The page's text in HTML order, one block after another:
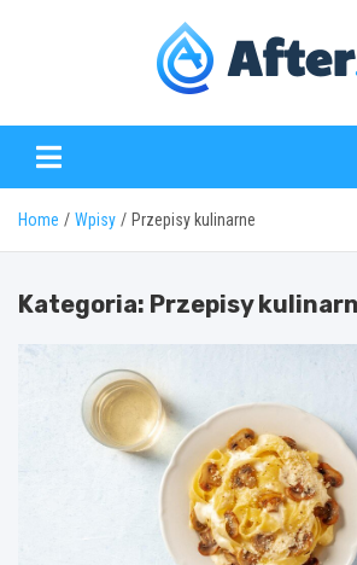
Home Wpisy Przepisy kulinarne
Kategoria: Przepisy